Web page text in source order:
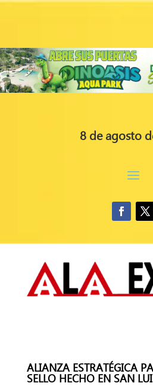
8 de agosto
ALIANZA ESTRATÉGICA
SELLO HECHO EN SAN